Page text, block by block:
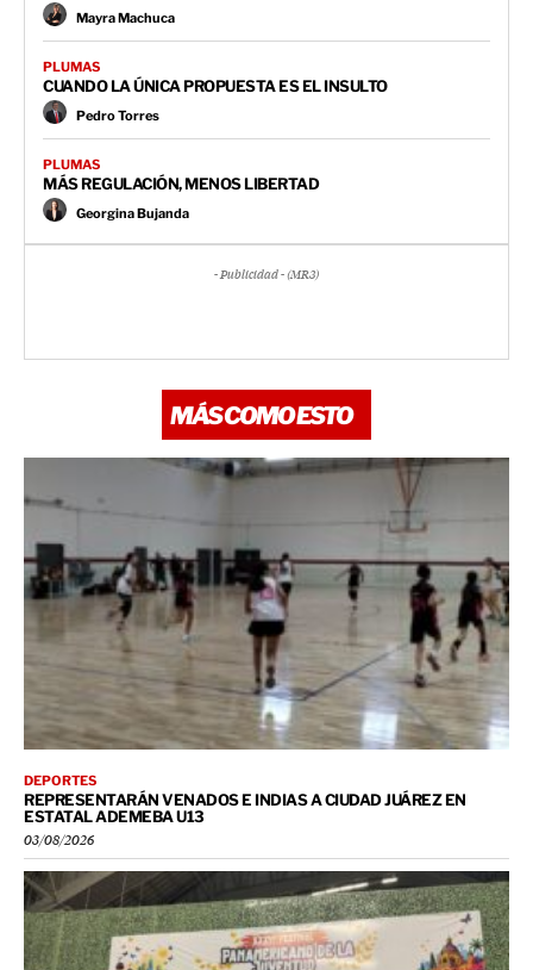
Mayra Machuca
PLUMAS
CUANDO LA ÚNICA PROPUESTA ES EL INSULTO
Pedro Torres
PLUMAS
MÁS REGULACIÓN, MENOS LIBERTAD
Georgina Bujanda
- Publicidad - (MR3)
MÁS COMO ESTO
DEPORTES
REPRESENTARÁN VENADOS E INDIAS A CIUDAD JUÁREZ EN
ESTATAL ADEMEBA U13
03/08/2026